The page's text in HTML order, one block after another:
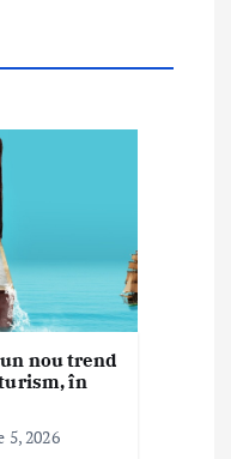
nou trend
în
2026